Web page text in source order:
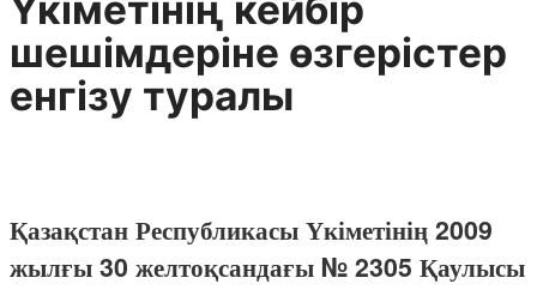
Үкіметінің кейбір
шешімдеріне өзгерістер
енгізу туралы
Қазақстан Республикасы Үкіметінің 2009
жылғы 30 желтоқсандағы № 2305 Қаулысы